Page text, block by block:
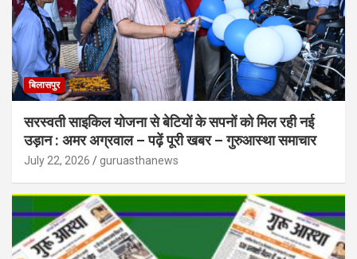
बिलासपुर
सरस्वती साइकिल योजना से बेटियों के सपनों को मिल रही नई
उड़ान : अमर अग्रवाल – पढ़ें पूरी खबर – गुरुआस्था समाचार
July 22, 2026 guruasthanews